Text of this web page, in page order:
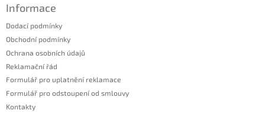
Informace
Dodací podmínky
Obchodní podmínky
Ochrana osobních údajů
Reklamační řád
Formulář pro uplatnění reklamace
Formulář pro odstoupení od smlouvy
Kontakty